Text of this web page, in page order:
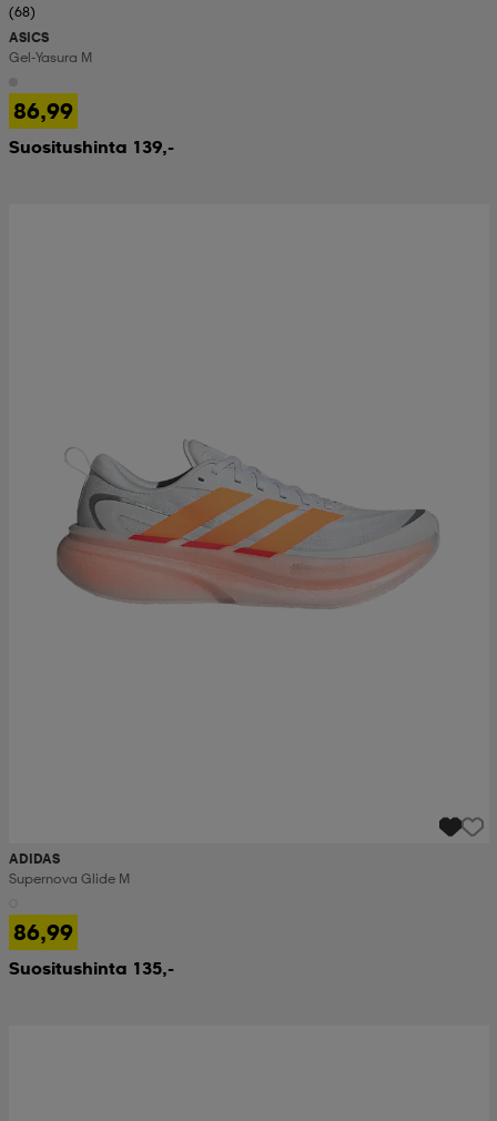
(68)
ASICS
Gel-Yasura M
86,99
Suositushinta 139,-
ADIDAS
Supernova Glide M
86,99
Suositushinta 135,-